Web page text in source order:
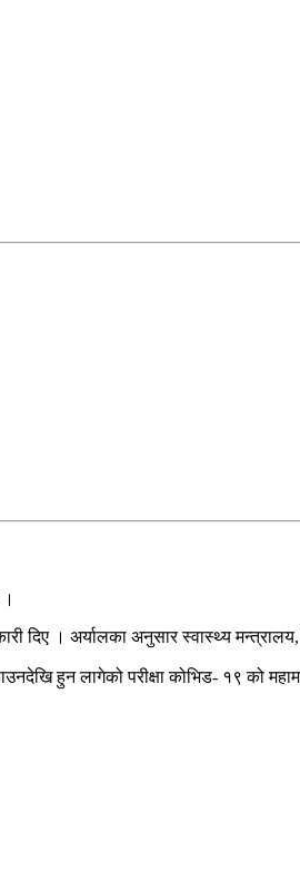
दिए । अर्यालका अनुसार स्वास्थ्य
हुन लागेको परीक्षा कोभिड- १९ को